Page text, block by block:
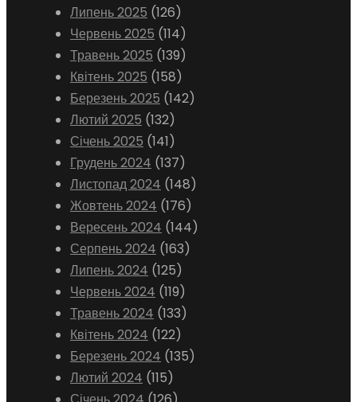
Липень 2025 (126)
Червень 2025 (114)
Травень 2025 (139)
Квітень 2025 (158)
Березень 2025 (142)
Лютий 2025 (132)
Січень 2025 (141)
Грудень 2024 (137)
Листопад 2024 (148)
Жовтень 2024 (176)
Вересень 2024 (144)
Серпень 2024 (163)
Липень 2024 (125)
Червень 2024 (119)
Травень 2024 (133)
Квітень 2024 (122)
Березень 2024 (135)
Лютий 2024 (115)